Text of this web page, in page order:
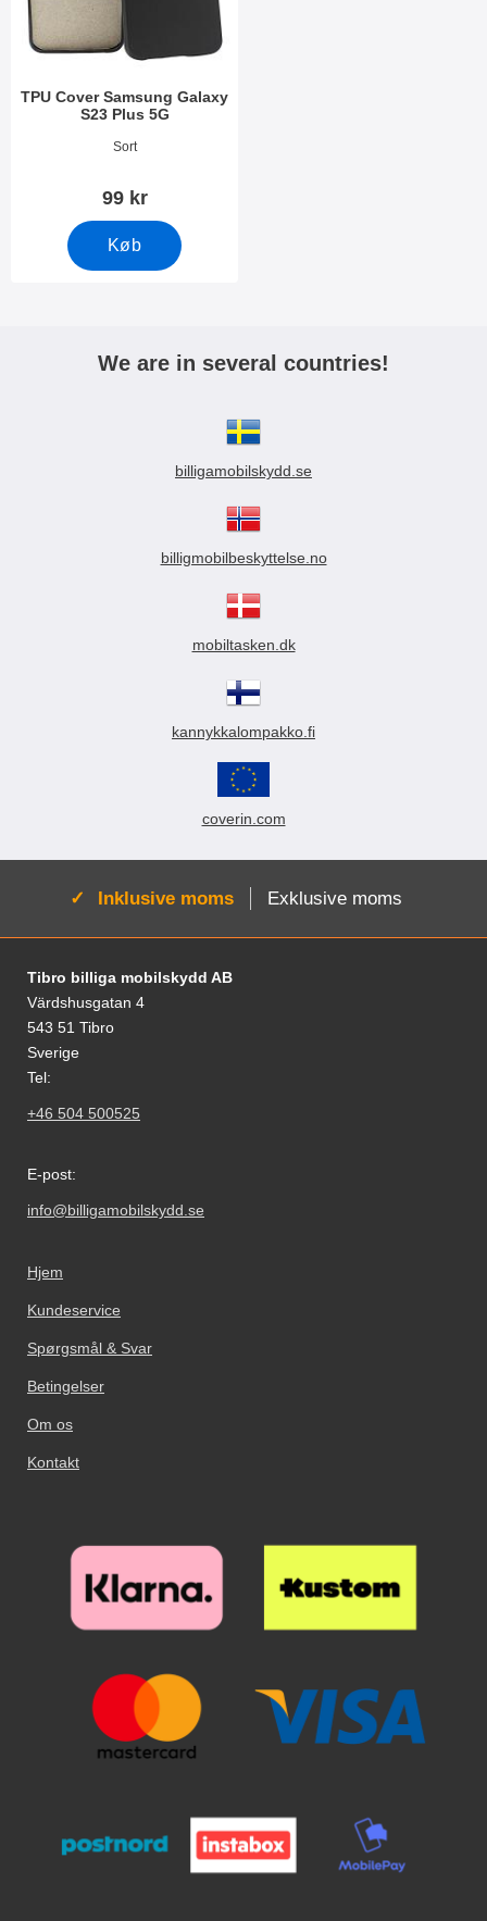
TPU Cover Samsung Galaxy
S23 Plus 5G
Varenr 47553Sort
99 kr
Køb
We are in several countries!
billigamobilskydd.se
billigmobilbeskyttelse.no
mobiltasken.dk
kannykkalompakko.fi
coverin.com
Aktiv:
Inklusive moms Exklusive moms
Fodnoter Blandede oplysninger og links
Tibro billiga mobilskydd AB
Värdshusgatan 4
543 51 Tibro
Sverige
Tel:
+46 504 500525
E-post:
info@billigamobilskydd.se
Hjem
Kundeservice
Spørgsmål & Svar
Betingelser
Om os
Kontakt